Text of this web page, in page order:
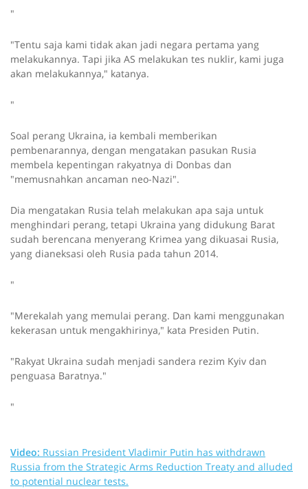
"
"Tentu saja kami tidak akan jadi negara pertama yang
melakukannya. Tapi jika AS melakukan tes nuklir, kami juga
akan melakukannya," katanya.
"
Soal perang Ukraina, ia kembali memberikan
pembenarannya, dengan mengatakan pasukan Rusia
membela kepentingan rakyatnya di Donbas dan
"memusnahkan ancaman neo-Nazi".
Dia mengatakan Rusia telah melakukan apa saja untuk
menghindari perang, tetapi Ukraina yang didukung Barat
sudah berencana menyerang Krimea yang dikuasai Rusia,
yang dianeksasi oleh Rusia pada tahun 2014.
"
"Merekalah yang memulai perang. Dan kami menggunakan
kekerasan untuk mengakhirinya," kata Presiden Putin.
"Rakyat Ukraina sudah menjadi sandera rezim Kyiv dan
penguasa Baratnya."
"
Video: Russian President Vladimir Putin has withdrawn
Russia from the Strategic Arms Reduction Treaty and alluded
to potential nuclear tests.